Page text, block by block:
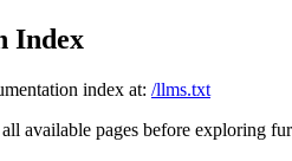
Index
index at: /llms.txt
available pages before exploring